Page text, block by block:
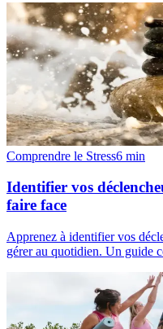
Comprendre le Stress6 min
Identifier vos
faire face
Apprenez à identifier vos
gérer au quotidien. Un guide